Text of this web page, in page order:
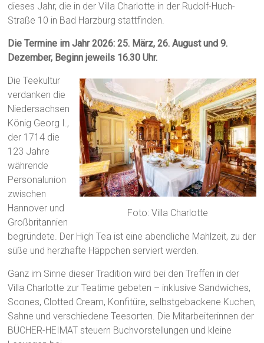
dieses Jahr, die in der Villa Charlotte in der Rudolf-Huch-
Straße 10 in Bad Harzburg stattfinden.
Die Termine im Jahr 2026: 25. März, 26. August und 9.
Dezember, Beginn jeweils 16.30 Uhr.
Foto: Villa Charlotte
Die Teekultur
verdanken die
Niedersachsen
König Georg I.,
der 1714 die
123 Jahre
währende
Personalunion
zwischen
Hannover und
Großbritannien
begründete. Der High Tea ist eine abendliche Mahlzeit, zu der
süße und herzhafte Häppchen serviert werden.
Ganz im Sinne dieser Tradition wird bei den Treffen in der
Villa Charlotte zur Teatime gebeten – inklusive Sandwiches,
Scones, Clotted Cream, Konfitüre, selbstgebackene Kuchen,
Sahne und verschiedene Teesorten. Die Mitarbeiterinnen der
BÜCHER-HEIMAT steuern Buchvorstellungen und kleine